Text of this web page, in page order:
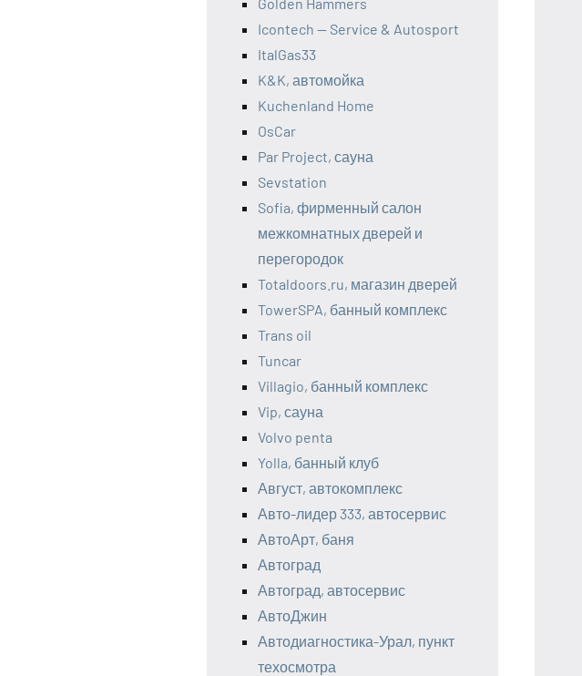
Icontech — Service & Autosport
ItalGas33
K&K, автомойка
Kuchenland Home
OsCar
Par Project, сауна
Sevstation
Sofia, фирменный салон
межкомнатных дверей и
перегородок
Totaldoors.ru, магазин дверей
TowerSPA, банный комплекс
Trans oil
Tuncar
Villagio, банный комплекс
Vip, сауна
Volvo penta
Yolla, банный клуб
Август, автокомплекс
Авто-лидер 333, автосервис
АвтоАрт, баня
Автоград
Автоград, автосервис
АвтоДжин
Автодиагностика-Урал, пункт
техосмотра